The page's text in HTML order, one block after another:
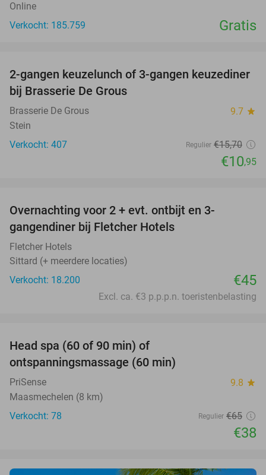
Online
Verkocht: 185.759
Gratis
30%
2-gangen keuzelunch of 3-gangen keuzediner
bij Brasserie De Grous
Brasserie De Grous 9.7 star
Stein
Verkocht: 407
Regulier €15,70
€10,95
Overnachting voor 2 + evt. ontbijt en 3-
gangendiner bij Fletcher Hotels
Fletcher Hotels
Sittard (+ meerdere locaties)
Verkocht: 18.200
€45
Excl. ca. €3 p.p.p.n. toeristenbelasting
Head spa (60 of 90 min) of
ontspanningsmassage (60 min)
PriSense 9.8 star
Maasmechelen (8 km)
Verkocht: 78
Regulier €65
€38